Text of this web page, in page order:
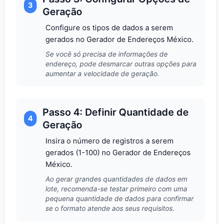
3
Geração
Configure os tipos de dados a serem
gerados no Gerador de Endereços México.
Se você só precisa de informações de
endereço, pode desmarcar outras opções para
aumentar a velocidade de geração.
4
Passo 4: Definir Quantidade de
Geração
Insira o número de registros a serem
gerados (1-100) no Gerador de Endereços
México.
Ao gerar grandes quantidades de dados em
lote, recomenda-se testar primeiro com uma
pequena quantidade de dados para confirmar
se o formato atende aos seus requisitos.